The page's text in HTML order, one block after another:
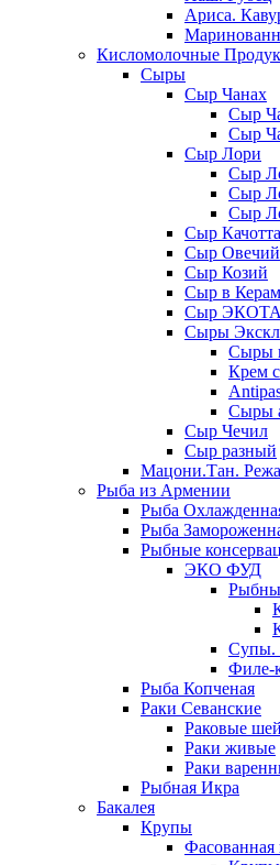
Ариса.
Кисломолочные
Сыры
Сыр Чанах
Сыр
Сыр
Сыр Лори
Сыр
Сыр
Сыр
Сыр Качотта
Сыр Овечий
Сыр Козий
Сыр в
Сыр
Сыры
Сыры
Крем
Сыры
Сыр Чечил
Сыр разный
Мацони.Тан.
Рыба из Армении
Рыба
Рыба
Рыбные
ЭКО ФУД
Супы.
Филе-
Рыба Копченая
Раки Севанские
Раковые
Раки живые
Раки
Рыбная Икра
Бакалея
Крупы
Фасованная